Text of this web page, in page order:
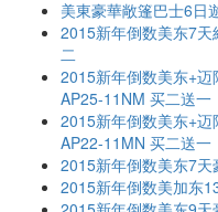
美東豪華敞篷巴士6日
2015新年倒数美东7
二
2015新年倒数美东+迈
AP25-11NM 买二送一
2015新年倒数美东+迈
AP22-11MN 买二送一
2015新年倒数美东7
2015新年倒数美加东